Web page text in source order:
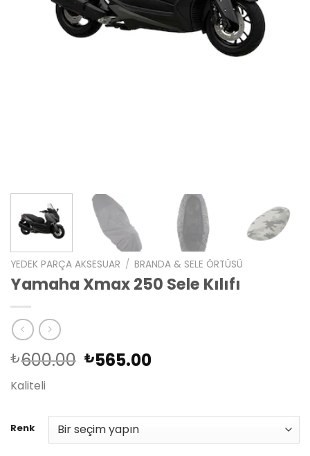
YEDEK PARÇA AKSESUAR / BRANDA & SELE ÖRTÜSÜ
Yamaha Xmax 250 Sele Kılıfı
₺600.00 Orijinal
₺565.00Şu
Kaliteli
Renk